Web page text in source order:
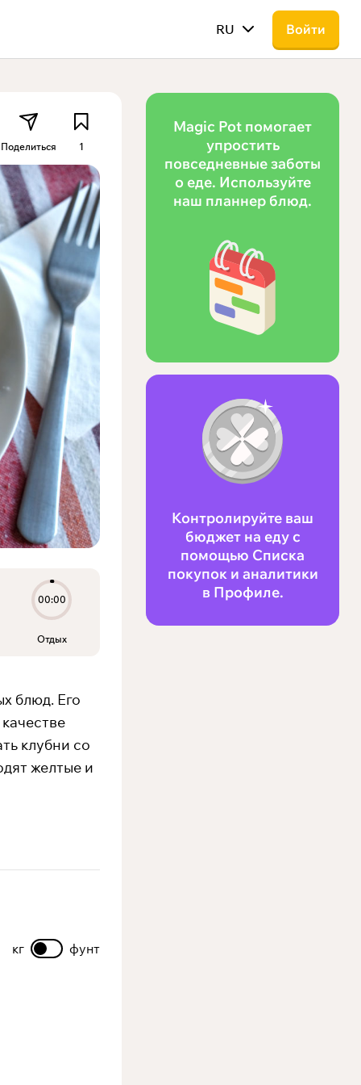
RU Войти
Поделиться 1
00:00
Отдых
блюд. Его
клубни со
желтые и
кг фунт
Magic Pot помогает
упростить
повседневные заботы
о еде. Используйте
наш планнер блюд.
Контролируйте ваш
бюджет на еду с
помощью Списка
покупок и аналитики
в Профиле.